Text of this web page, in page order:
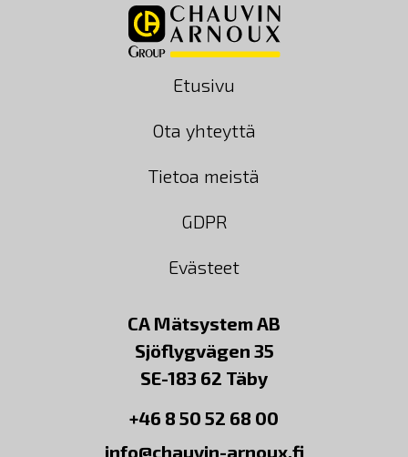
Etusivu
Ota yhteyttä
Tietoa meistä
GDPR
Evästeet
CA Mätsystem AB
Sjöflygvägen 35
SE-183 62 Täby
+46 8 50 52 68 00
info@chauvin-arnoux.fi